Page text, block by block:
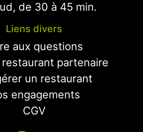
de 30 à 45 min.
Liens divers
aux questions
restaurant partenaire
un restaurant
engagements
CGV